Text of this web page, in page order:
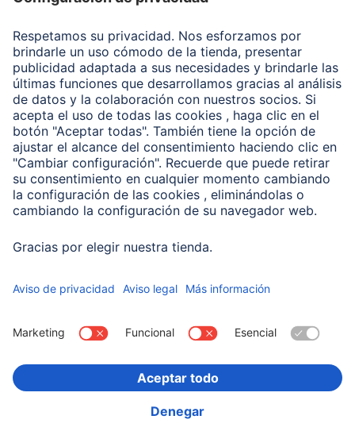
Clientes online
Conviértete en distribuidor
Compañía
Historia de la empresa
Hama en todo el Mundo
Sostenibilidad
Business-Portal
Escoger Pais